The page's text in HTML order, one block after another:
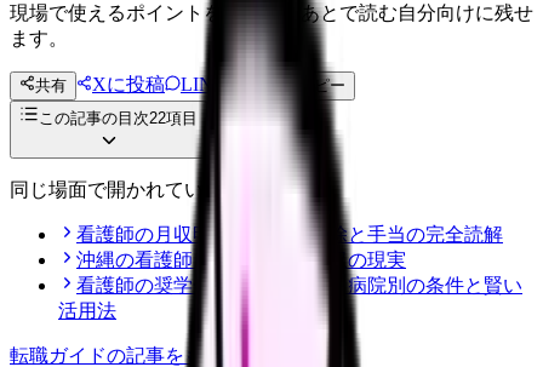
現場で使えるポイントを、同僚やあとで読む自分向けに残せ
ます。
共有 Xに投稿 LINE
投稿文コピー
この記事の目次22項目
同じ場面で開かれている記事
看護師の月収明細の見方｜控除と手当の完全読解
沖縄の看護師｜移住転職と年収の現実
看護師の奨学金返済免除制度｜病院別の条件と賢い
活用法
転職ガイドの記事をもっと見る